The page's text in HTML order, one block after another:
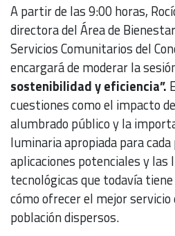
A partir de las 9:00 horas,
directora del Área de
Servicios Comunitarios del
encargará de moderar la
sostenibilidad y eficiencia”.
cuestiones como el impacto
alumbrado público y la
luminaria apropiada para
aplicaciones potenciales y las
tecnológicas que todavía
cómo ofrecer el mejor
población dispersos.